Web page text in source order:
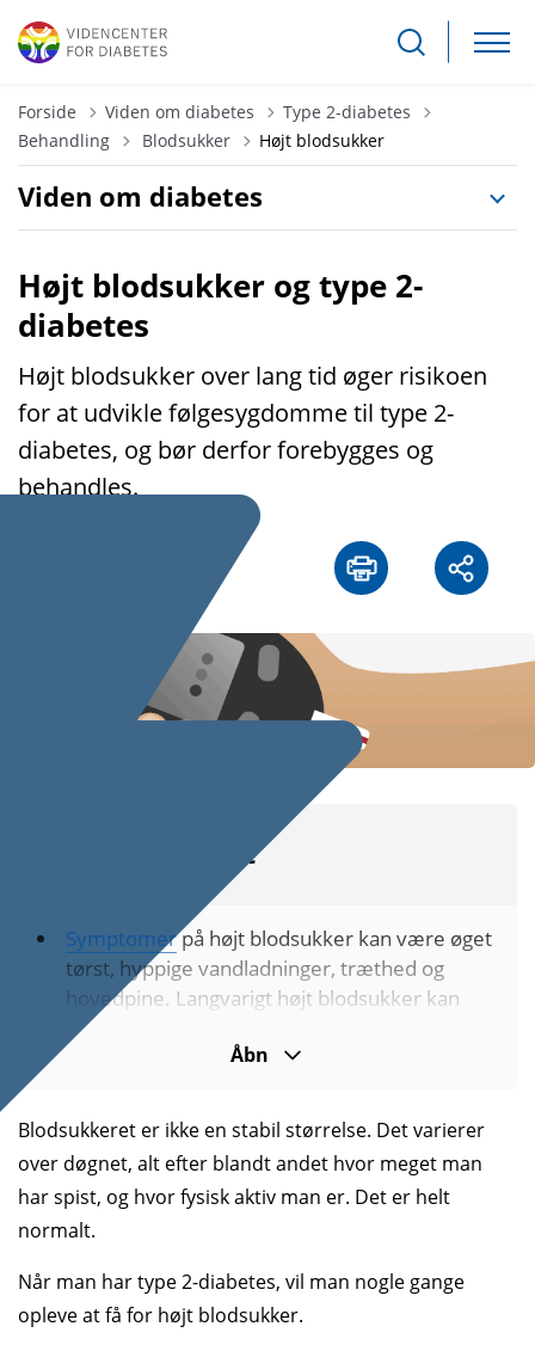
Forside Viden om diabetes
Type 2-diabetes
Behandling
Tilbage til
Blodsukker Højt blodsukker
Viden om diabetes
Højt blodsukker og type 2-
diabetes
Højt blodsukker over lang tid øger risikoen
for at udvikle følgesygdomme til type 2-
diabetes, og bør derfor forebygges og
behandles.
Kort fortalt
Åbn
Symptomerpå højt blod­sukker kan være øget
tørst, hyppige vand­lad­ninger, træthed og
hoved­pine. Lang­varigt højt blod­sukker kan
føre til alvorlige følge­syg­domme.
Årsagerne til højt blodsukker
resistens, livs­stil og in­fek­tioner.
Det er muligt atfore­bygge og behandle højt
blod­sukker, bl.a. gennem medicin og livs­stils­
ændringer.
være livs­truende og skal behandles akut.
Blodsukkeret er ikke en stabil størrelse. Det varierer
over døgnet, alt efter blandt andet hvor meget man
har spist, og hvor fysisk aktiv man er. Det er helt
normalt.
Når man har type 2-diabetes, vil man nogle gange
opleve at få for højt blodsukker.